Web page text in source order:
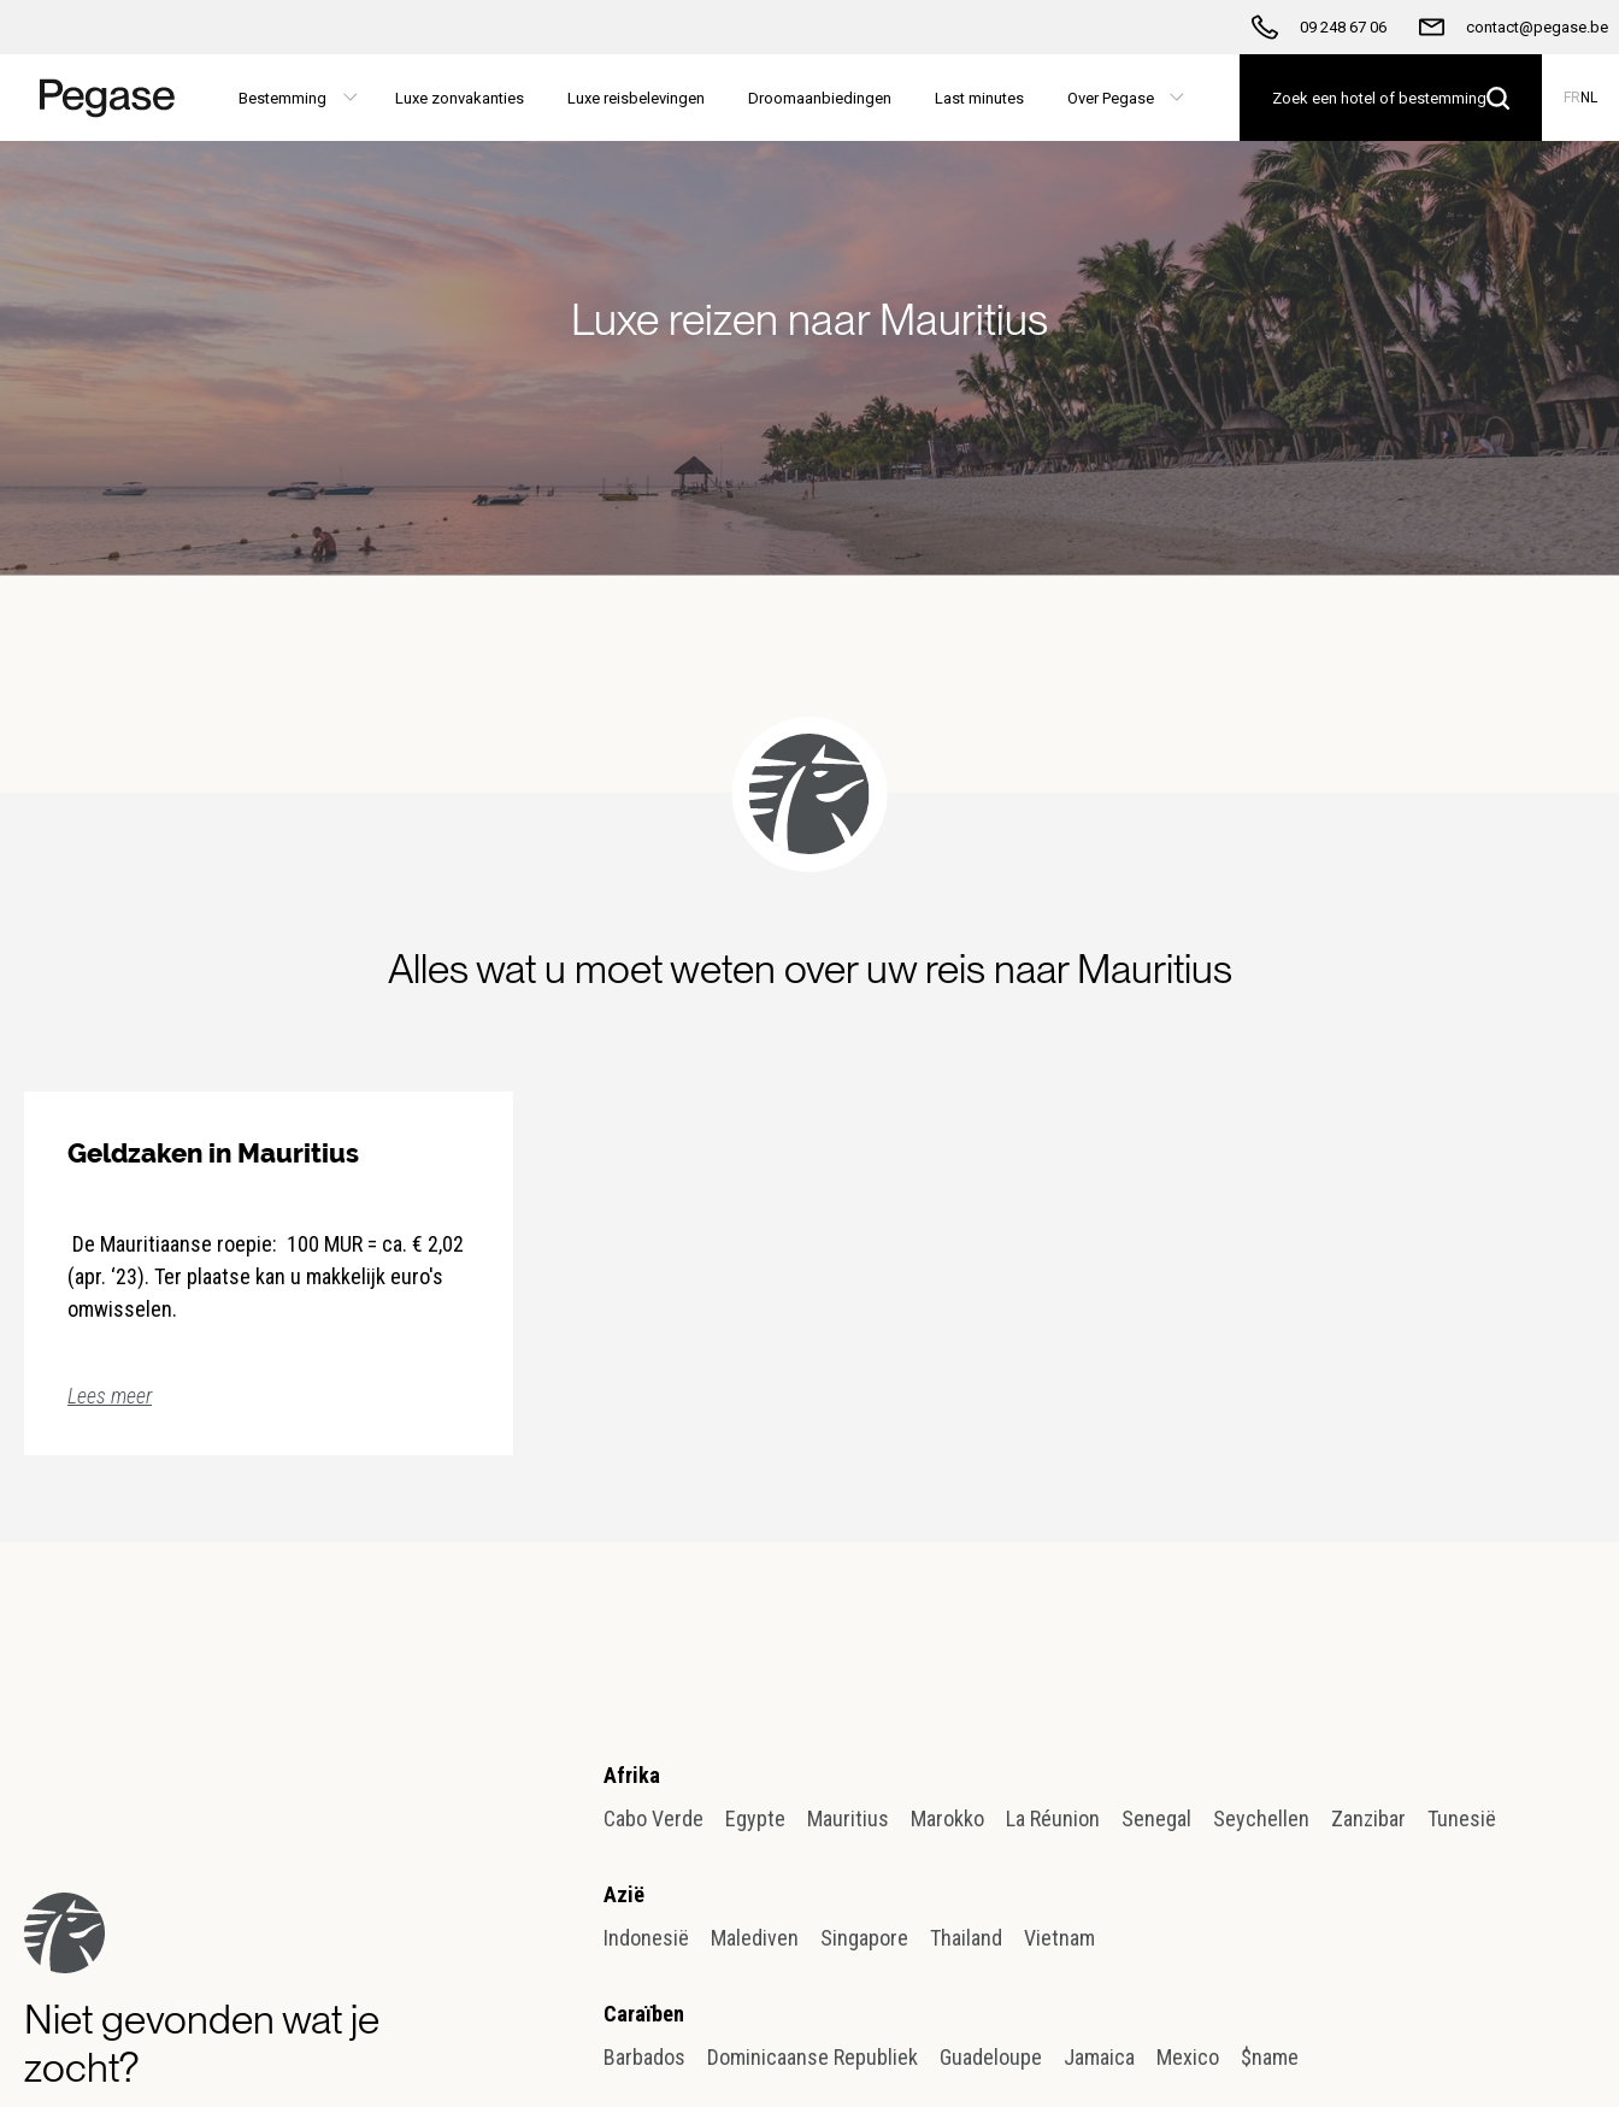
09 248 67 06 contact@pegase.be
Bestemming Luxe zonvakanties Luxe reisbelevingen Droomaanbiedingen Last minutes Over Pegase Zoek een hotel of bestemming FR NL
Luxe reizen naar Mauritius
Alles wat u moet weten over uw reis naar Mauritius
Geldzaken in Mauritius
De Mauritiaanse roepie: 100 MUR = ca. € 2,02
(apr. ‘23). Ter plaatse kan u makkelijk euro's
omwisselen.
Lees meer
Niet gevonden wat je
zocht?
Afrika
Cabo Verde
Egypte Mauritius Marokko La Réunion Senegal Seychellen Zanzibar Tunesië
Azië
Indonesië
Malediven Singapore Thailand Vietnam
Caraïben
Barbados
Dominicaanse Republiek Guadeloupe Jamaica Mexico $name